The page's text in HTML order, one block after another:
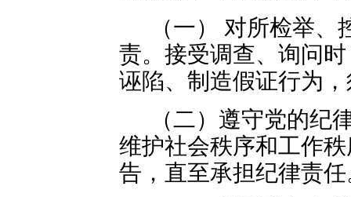
（一） 对所检举
责。接受调查、询问
诬陷、制造假证行为
（二）遵守党的纪
维护社会秩序和工作
告，直至承担纪律责